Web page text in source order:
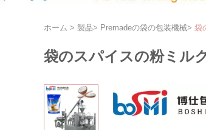
ホーム > 製品> Premadeの袋の包装機械> 袋
袋のスパイスの粉ミル